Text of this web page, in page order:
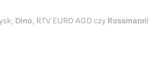
Dino, RTV EURO AGD czy Rossmann!